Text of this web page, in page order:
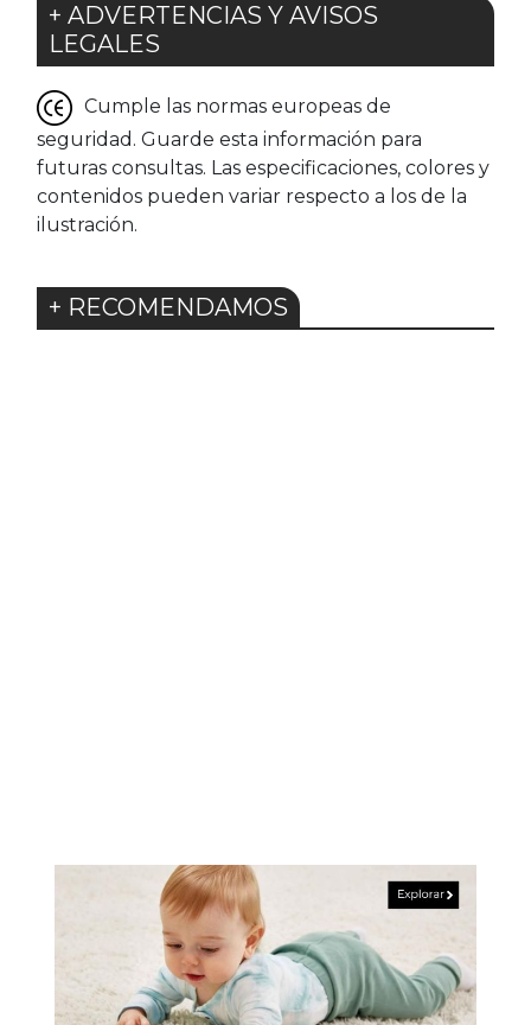
+ ADVERTENCIAS Y AVISOS
LEGALES
Cumple las normas europeas de
seguridad. Guarde esta información para
futuras consultas. Las especificaciones, colores y
contenidos pueden variar respecto a los de la
ilustración.
+ RECOMENDAMOS